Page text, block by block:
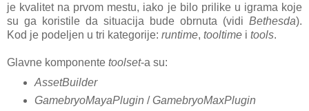
je kvalitet na prvom mestu, iako je bilo prilike u igrama koje
su ga koristile da situacija bude obrnuta (vidi Bethesda).
Kod je podeljen u tri kategorije: runtime, tooltime i tools.
Glavne komponente toolset-a su:
AssetBuilder
GamebryoMayaPlugin /GamebryoMaxPlugin